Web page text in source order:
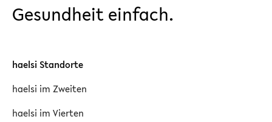
Gesundheit einfach.
haelsi Standorte
haelsi im Zweiten
haelsi im Vierten